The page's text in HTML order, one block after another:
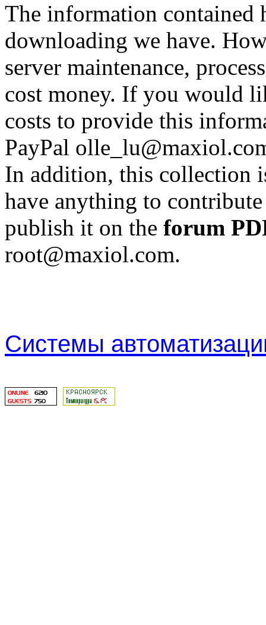
The information contained
downloading we have.
server maintenance,
cost money. If you would
costs to provide this
PayPal
In addition, this collection
have anything to
publish it on the forum
root@maxiol.com.
Cистемы